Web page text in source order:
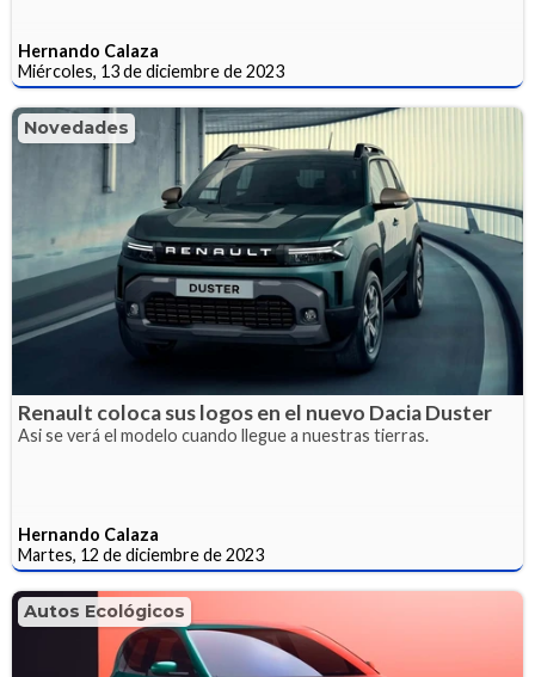
Hernando Calaza
Miércoles, 13 de diciembre de 2023
Novedades
Renault coloca sus logos en el nuevo Dacia Duster
Asi se verá el modelo cuando llegue a nuestras tierras.
Hernando Calaza
Martes, 12 de diciembre de 2023
Autos Ecológicos